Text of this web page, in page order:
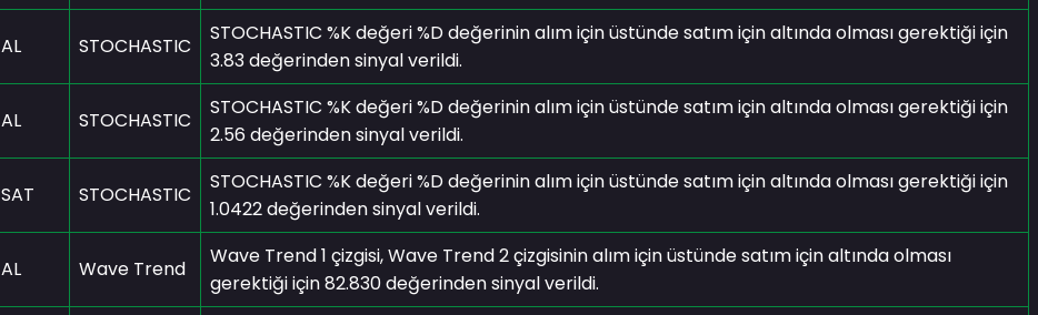
AL STOCHASTIC
STOCHASTIC %K değeri %D değerinin alım için üstünde satım için altında olması gerektiği için
3.83 değerinden sinyal verildi.
AL STOCHASTIC
STOCHASTIC %K değeri %D değerinin alım için üstünde satım için altında olması gerektiği için
2.56 değerinden sinyal verildi.
SAT STOCHASTIC
STOCHASTIC %K değeri %D değerinin alım için üstünde satım için altında olması gerektiği için
1.0422 değerinden sinyal verildi.
AL Wave Trend
Wave Trend 1 çizgisi, Wave Trend 2 çizgisinin alım için üstünde satım için altında olması
gerektiği için 82.830 değerinden sinyal verildi.